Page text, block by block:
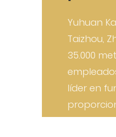
Yuhuan
Taizhou,
35.000
líder en